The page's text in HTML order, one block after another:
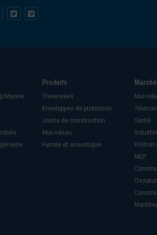
Marine
Produits
Traversées
Enveloppes de protection
Joints de construction
Mur-rideau
Fumée et acoustique
Mur-
Santé
Finition
MEP